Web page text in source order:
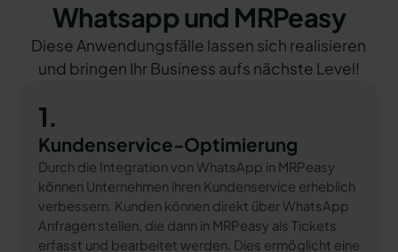
Whatsapp und MRPeasy
Diese Anwendungsfälle lassen sich realisieren
und bringen Ihr Business aufs nächste Level!
1.
Kundenservice-Optimierung
Durch die Integration von WhatsApp in MRPeasy
können Unternehmen ihren Kundenservice erheblich
verbessern. Kunden können direkt über WhatsApp
Anfragen stellen, die dann in MRPeasy als Tickets
erfasst und bearbeitet werden. Dies ermöglicht eine